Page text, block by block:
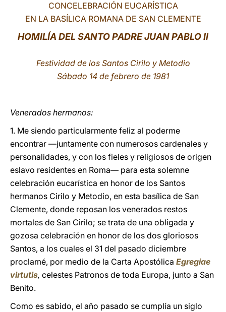
CONCELEBRACIÓN EUCARÍSTICA
EN LA BASÍLICA ROMANA DE SAN CLEMENTE
HOMILÍA DEL SANTO PADRE JUAN PABLO II
Festividad de los Santos Cirilo y Metodio
Sábado 14 de febrero de 1981
Venerados hermanos:
1. Me siendo particularmente feliz al poderme
encontrar —juntamente con numerosos cardenales y
personalidades, y con los fieles y religiosos de origen
eslavo residentes en Roma— para esta solemne
celebración eucarística en honor de los Santos
hermanos Cirilo y Metodio, en esta basílica de San
Clemente, donde reposan los venerados restos
mortales de San Cirilo; se trata de una obligada y
gozosa celebración en honor de los dos gloriosos
Santos, a los cuales el 31 del pasado diciembre
proclamé, por medio de la Carta Apostólica Egregiae
virtutis, celestes Patronos de toda Europa, junto a San
Benito.
Como es sabido, el año pasado se cumplía un siglo